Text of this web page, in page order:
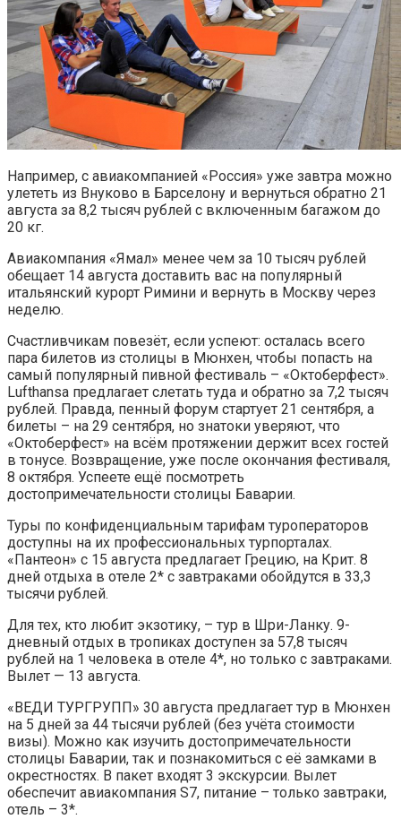
Например, с авиакомпанией «Россия» уже завтра можно
улететь из Внуково в Барселону и вернуться обратно 21
августа за 8,2 тысяч рублей с включенным багажом до
20 кг.
Авиакомпания «Ямал» менее чем за 10 тысяч рублей
обещает 14 августа доставить вас на популярный
итальянский курорт Римини и вернуть в Москву через
неделю.
Счастливчикам повезёт, если успеют: осталась всего
пара билетов из столицы в Мюнхен, чтобы попасть на
самый популярный пивной фестиваль – «Октоберфест».
Lufthansa предлагает слетать туда и обратно за 7,2 тысяч
рублей. Правда, пенный форум стартует 21 сентября, а
билеты – на 29 сентября, но знатоки уверяют, что
«Октоберфест» на всём протяжении держит всех гостей
в тонусе. Возвращение, уже после окончания фестиваля,
8 октября. Успеете ещё посмотреть
достопримечательности столицы Баварии.
Туры по конфиденциальным тарифам туроператоров
доступны на их профессиональных турпорталах.
«Пантеон» с 15 августа предлагает Грецию, на Крит. 8
дней отдыха в отеле 2* с завтраками обойдутся в 33,3
тысячи рублей.
Для тех, кто любит экзотику, – тур в Шри-Ланку. 9-
дневный отдых в тропиках доступен за 57,8 тысяч
рублей на 1 человека в отеле 4*, но только с завтраками.
Вылет — 13 августа.
«ВЕДИ ТУРГРУПП» 30 августа предлагает тур в Мюнхен
на 5 дней за 44 тысячи рублей (без учёта стоимости
визы). Можно как изучить достопримечательности
столицы Баварии, так и познакомиться с её замками в
окрестностях. В пакет входят 3 экскурсии. Вылет
обеспечит авиакомпания S7, питание – только завтраки,
отель – 3*.